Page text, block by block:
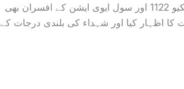
اس موقع پر سیکرٹری ریلیف یوسف رحیم، ڈائریکٹر جنرل ریسکیو 1122 اور سول ایوی ایشن کے افسران بھی
اظہار کیا اور شہداء کی بلندی درجات کے